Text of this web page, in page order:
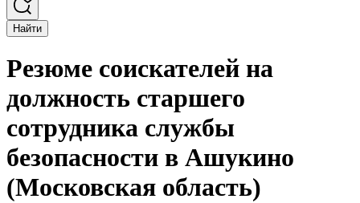
Найти
Резюме соискателей на
должность старшего
сотрудника службы
безопасности в Ашукино
(Московская область)